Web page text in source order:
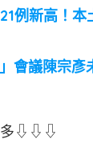
例新高！本
會議陳宗
多⇩⇩⇩